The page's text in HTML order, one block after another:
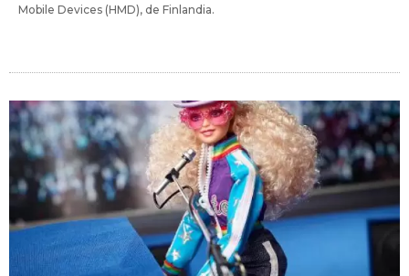
Mobile Devices (HMD), de Finlandia.